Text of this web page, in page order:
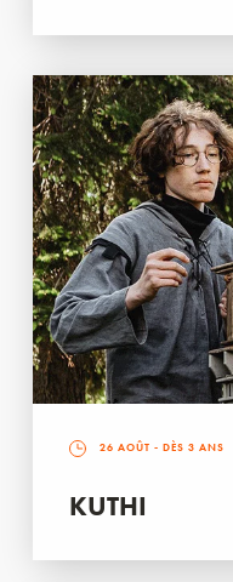
26 AOÛT - DÈS 3 ANS
KUTHI